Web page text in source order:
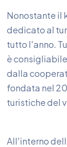
Nonostante il
dedicato al
tutto l'anno.
è
dalla
fondata nel
turistiche del
All'interno